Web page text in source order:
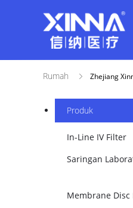
Rumah Zhejiang
Produk
In-Line IV Filter
Saringan
Membrane Disc